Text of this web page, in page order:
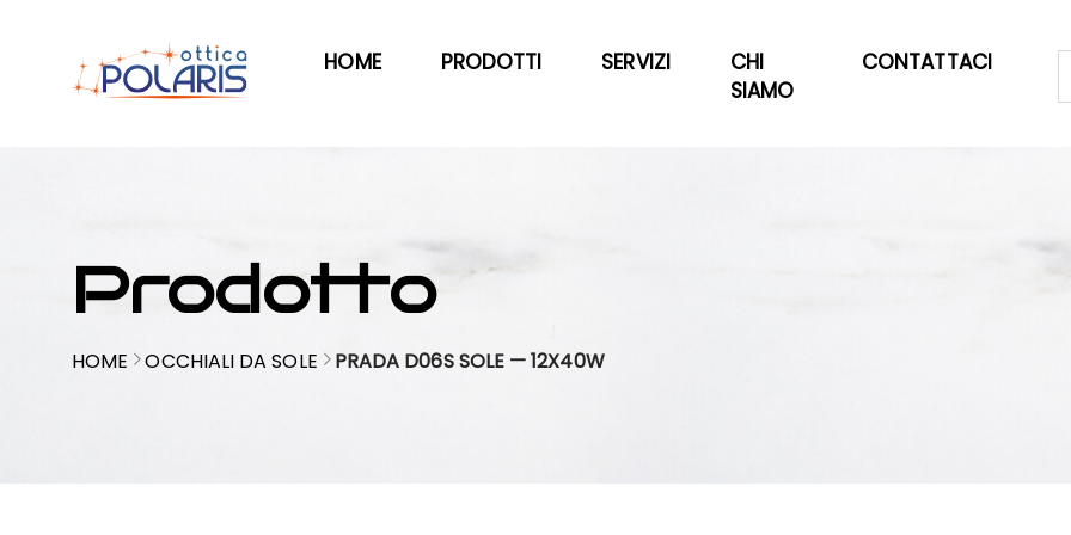
HOME PRODOTTI SERVIZI
CHI
SIAMO
CONTATTACI
Prodotto
HOME OCCHIALI DA SOLE PRADA D06S SOLE — 12X40W